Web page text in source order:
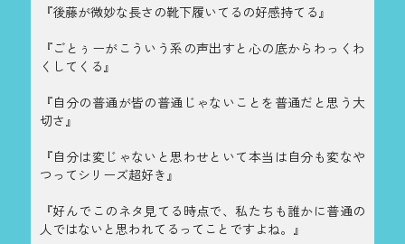
『後藤が微妙な長さの靴下履いてるの好感持てる』
『ごとぅーがこういう系の声出すと心の底からわっくわ
くしてくる』
『自分の普通が皆の普通じゃないことを普通だと思う大
切さ』
『自分は変じゃないと思わせといて本当は自分も変なや
つってシリーズ超好き』
『好んでこのネタ見てる時点で、私たちも誰かに普通の
人ではないと思われてるってことですよね。』